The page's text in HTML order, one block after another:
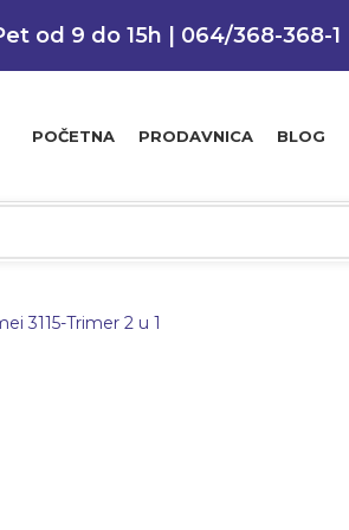
od 9 do 15h | 064/368-368-1
POČETNA PRODAVNICA BLOG